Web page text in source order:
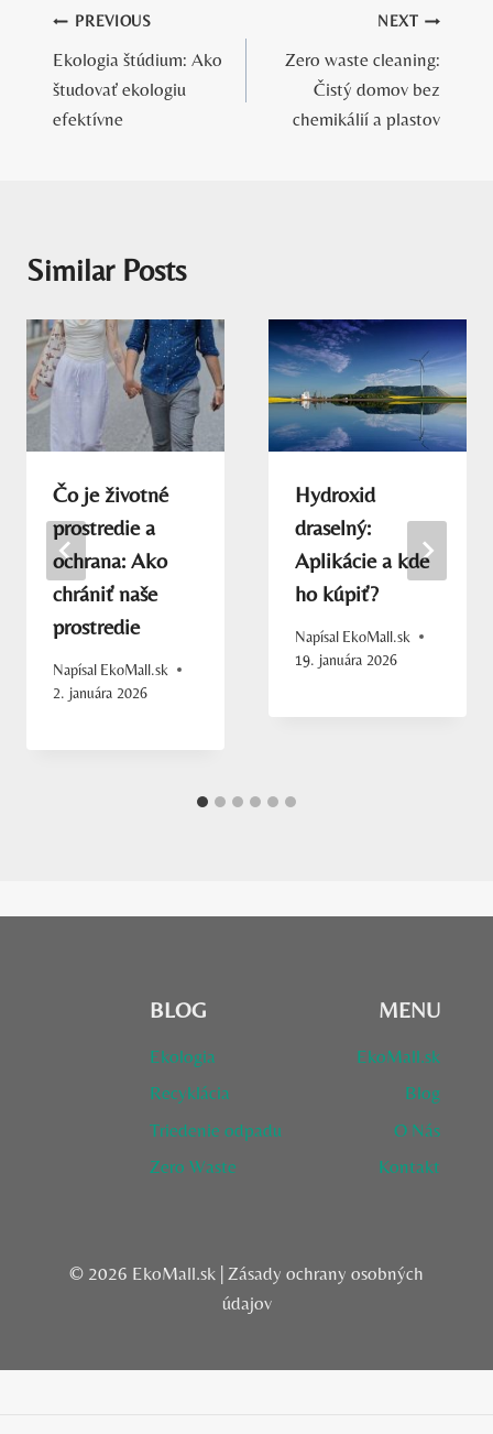
Navigácia
v
článku
PREVIOUS
Ekologia štúdium: Ako
študovať ekologiu
efektívne
NEXT
Zero waste cleaning:
Čistý domov bez
chemikálií a plastov
Similar Posts
Čo je životné
prostredie a
ochrana: Ako
chrániť naše
prostredie
Napísal EkoMall.sk
2. januára 2026
Hydroxid
draselný:
Aplikácie a kde
ho kúpiť?
Napísal EkoMall.sk
19. januára 2026
BLOG
Ekologia
Recyklácia
Triedenie odpadu
Zero Waste
MENU
EkoMall.sk
Blog
O Nás
Kontakt
© 2026 EkoMall.sk | Zásady ochrany osobných
údajov